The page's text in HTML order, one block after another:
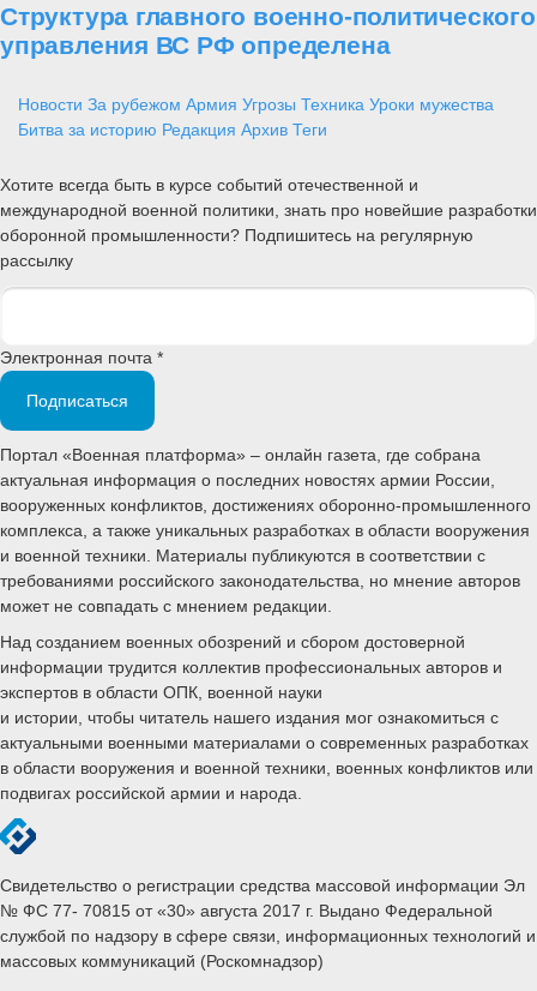
Структура главного военно-политического
управления ВС РФ определена
Новости За рубежом Армия Угрозы Техника Уроки мужества
Битва за историю Редакция Архив Теги
Хотите всегда быть в курсе событий отечественной и
международной военной политики, знать про новейшие разработки
оборонной промышленности? Подпишитесь на регулярную
рассылку
Электронная почта *
Подписаться
Портал «Военная платформа» – онлайн газета, где собрана
актуальная информация о последних новостях армии России,
вооруженных конфликтов, достижениях оборонно-промышленного
комплекса, а также уникальных разработках в области вооружения
и военной техники. Материалы публикуются в соответствии с
требованиями российского законодательства, но мнение авторов
может не совпадать с мнением редакции.
Над созданием военных обозрений и сбором достоверной
информации трудится коллектив профессиональных авторов и
экспертов в области ОПК, военной науки
и истории, чтобы читатель нашего издания мог ознакомиться с
актуальными военными материалами о современных разработках
в области вооружения и военной техники, военных конфликтов или
подвигах российской армии и народа.
Свидетельство о регистрации средства массовой информации Эл
№ ФС 77- 70815 от «30» августа 2017 г. Выдано Федеральной
службой по надзору в сфере связи, информационных технологий и
массовых коммуникаций (Роскомнадзор)